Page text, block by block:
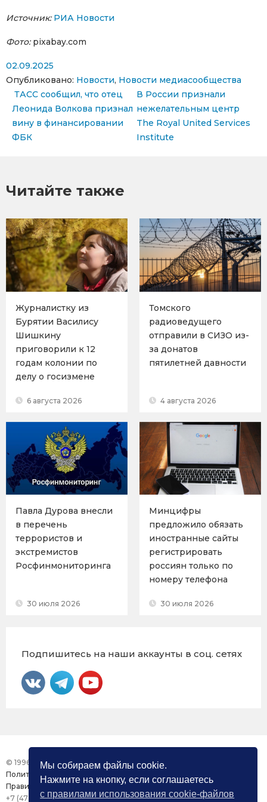
Источник: РИА Новости
Фото:pixabay.com
02.09.2025
Опубликовано: Новости, Новости медиасообщества
Навигация по записям
ТАСС сообщил, что отец
Леонида Волкова признал
вину в финансировании
ФБК
В России признали
нежелательным центр
The Royal United Services
Institute
Читайте также
Журналистку из
Бурятии Василису
Шишкину
приговорили к 12
годам колонии по
делу о госизмене
6 августа 2026
Томского
радиоведущего
отправили в СИЗО из-
за донатов
пятилетней давности
4 августа 2026
Павла Дурова внесли
в перечень
террористов и
экстремистов
Росфинмониторинга
30 июля 2026
Минцифры
предложило обязать
иностранные сайты
регистрировать
россиян только по
номеру телефона
30 июля 2026
Подпишитесь на наши аккаунты в соц. сетях
© 1996 – 2026 Фонд «Центр Защиты Прав СМИ»
Политика конфиденциальности
Правила использования сайта
+7 (473) 277-82-26
Мы собираем файлы cookie.
Нажмите на кнопку, если соглашаетесь
с правилами использования cookie-файлов